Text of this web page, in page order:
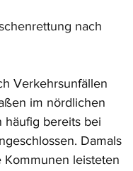
nach
Verkehrsunfällen
im nördlichen
häufig bereits bei
Damals
leisteten